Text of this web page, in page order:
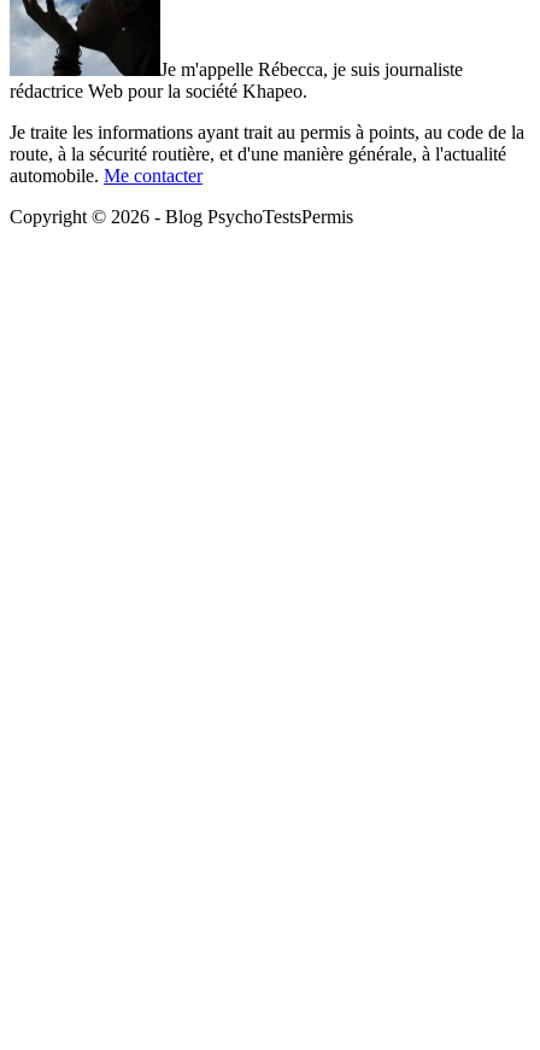
Je m'appelle Rébecca, je suis journaliste
rédactrice Web pour la société Khapeo.
Je traite les informations ayant trait au permis à points, au code de la
route, à la sécurité routière, et d'une manière générale, à l'actualité
automobile. Me contacter
Copyright © 2026 - Blog PsychoTestsPermis